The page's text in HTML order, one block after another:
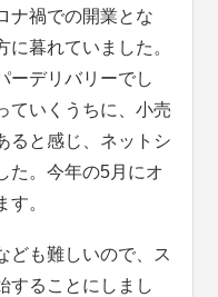
ナ禍での開業とな
に暮れていました。
ーデリバリーでし
ていくうちに、小売
ると感じ、ネットシ
た。今年の5月にオ
。
ども難しいので、ス
することにしまし